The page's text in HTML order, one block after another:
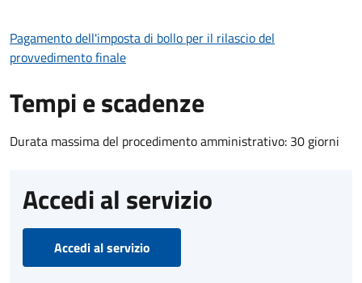
Pagamento dell'imposta di bollo per il rilascio del
provvedimento finale
Tempi e scadenze
Durata massima del procedimento amministrativo: 30 giorni
Accedi al servizio
Accedi al servizio